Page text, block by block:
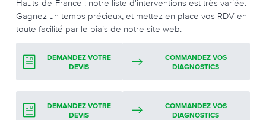
Hauts-de-France : notre liste d'interventions est très variée.
Gagnez un temps précieux, et mettez en place vos RDV en
toute facilité par le biais de notre site web.
DEMANDEZ VOTRE
DEVIS
COMMANDEZ VOS
DIAGNOSTICS
DEMANDEZ VOTRE
DEVIS
COMMANDEZ VOS
DIAGNOSTICS